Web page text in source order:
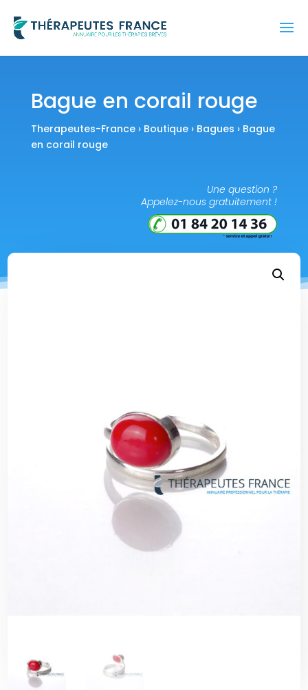
Bague en corail rouge
Therapeutes-France› Boutique› Bagues › Bague
en corail rouge
Une question ?
Appelez-nous gratuitement !